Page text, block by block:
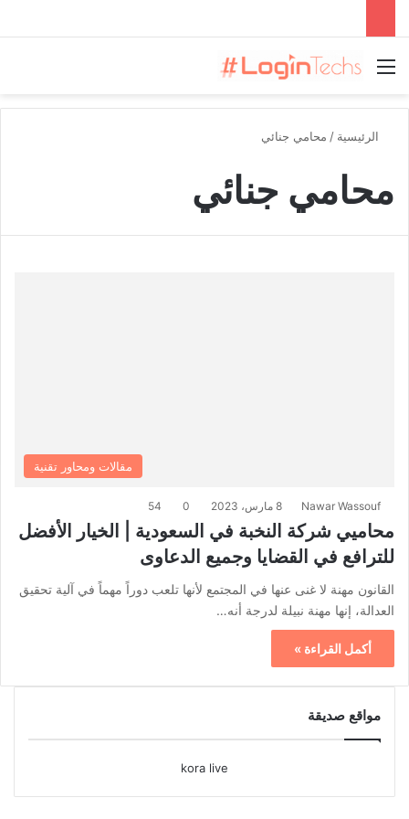
القائمة
الرئيسية / محامي جنائي
محامي جنائي
مقالات ومحاور تقنية
Nawar Wassouf 8 مارس، 2023 0
54
محاميي شركة النخبة في السعودية | الخيار الأفضل
للترافع في القضايا وجميع الدعاوى
القانون مهنة لا غنى عنها في المجتمع لأنها تلعب دوراً مهماً في آلية تحقيق
العدالة، إنها مهنة نبيلة لدرجة أنه…
أكمل القراءة »
مواقع صديقة
kora live